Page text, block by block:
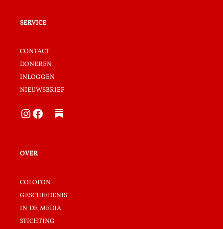
service
contact
doneren
inloggen
nieuwsbrief
Instagram Facebook
over
colofon
geschiedenis
in de media
stichting